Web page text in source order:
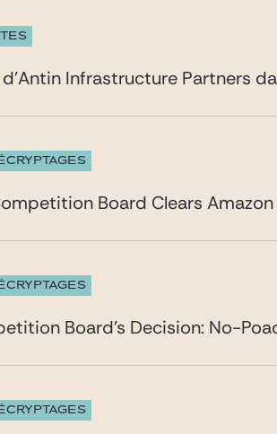
Infrastructure Partners
Board Clears
Board’s Decision: No-